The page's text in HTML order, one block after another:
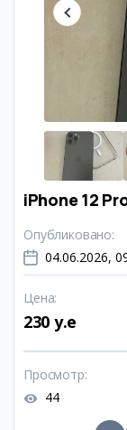
iPhone 12
Опубликовано:
04.06.2026,
Цена:
230 y.e
Просмотр:
44